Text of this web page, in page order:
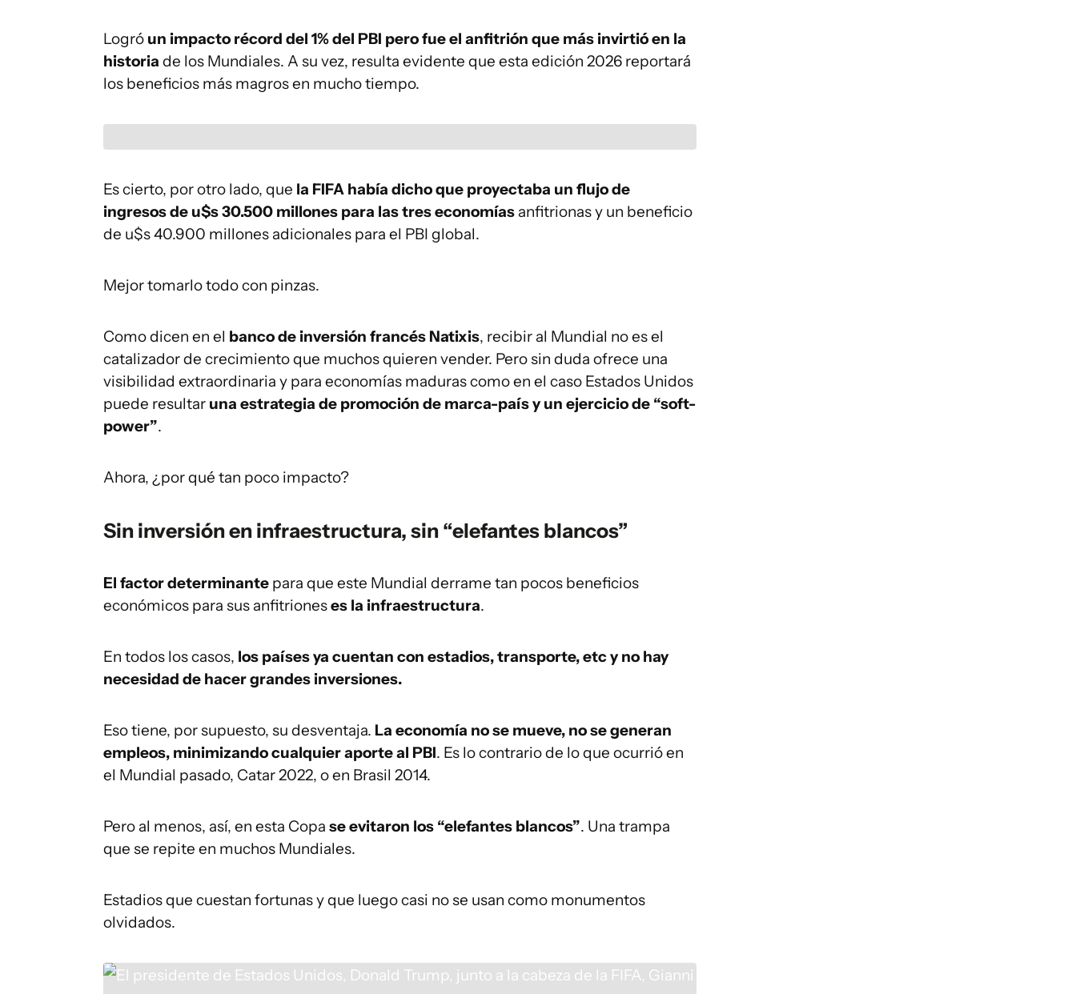
Logró un impacto récord del 1% del PBI pero fue el anfitrión que más invirtió en la
historia de los Mundiales. A su vez, resulta evidente que esta edición 2026 reportará
los beneficios más magros en mucho tiempo.
Es cierto, por otro lado, que la FIFA había dicho que proyectaba un flujo de
ingresos de u$s 30.500 millones para las tres economías anfitrionas y un beneficio
de u$s 40.900 millones adicionales para el PBI global.
Mejor tomarlo todo con pinzas.
Como dicen en el banco de inversión francés Natixis, recibir al Mundial no es el
catalizador de crecimiento que muchos quieren vender. Pero sin duda ofrece una
visibilidad extraordinaria y para economías maduras como en el caso Estados Unidos
puede resultar una estrategia de promoción de marca-país y un ejercicio de “soft-
power”.
Ahora, ¿por qué tan poco impacto?
Sin inversión en infraestructura, sin “elefantes blancos”
El factor determinante para que este Mundial derrame tan pocos beneficios
económicos para sus anfitrioneses la infraestructura.
En todos los casos, los países ya cuentan con estadios, transporte, etc y no hay
necesidad de hacer grandes inversiones.
Eso tiene, por supuesto, su desventaja. La economía no se mueve, no se generan
empleos, minimizando cualquier aporte al PBI. Es lo contrario de lo que ocurrió en
el Mundial pasado, Catar 2022, o en Brasil 2014.
Pero al menos, así, en esta Copa se evitaron los “elefantes blancos”. Una trampa
que se repite en muchos Mundiales.
Estadios que cuestan fortunas y que luego casi no se usan como monumentos
olvidados.